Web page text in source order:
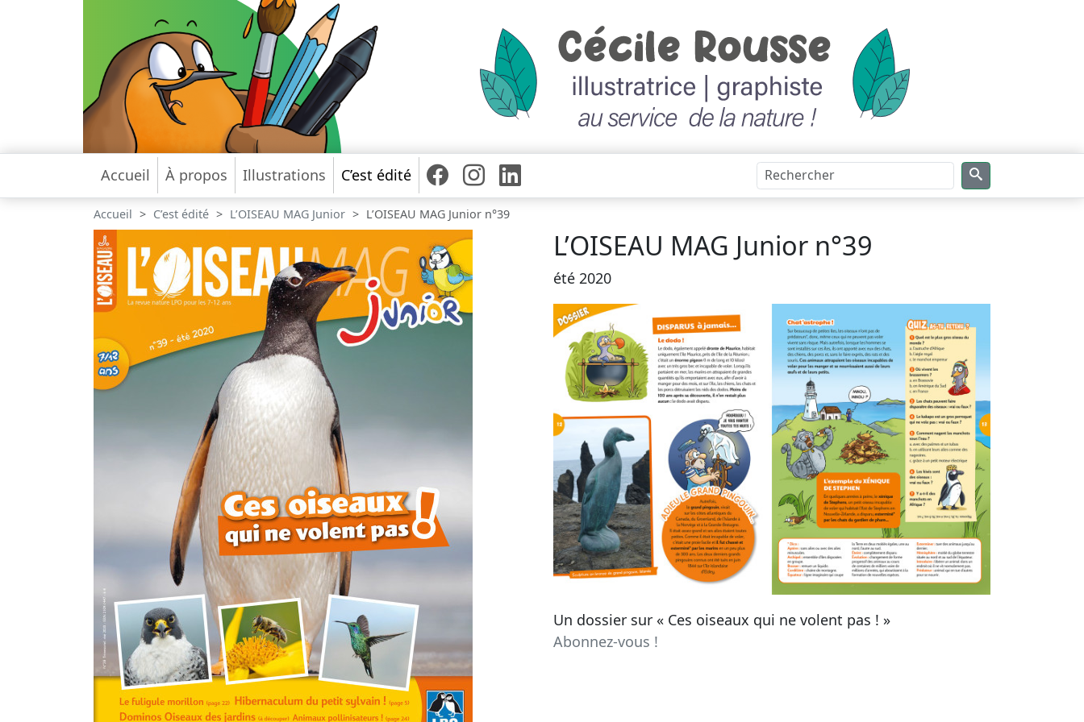
Accueil À propos Illustrations C’est édité
Accueil C’est édité L’OISEAU MAG Junior L’OISEAU MAG Junior n°39
L’OISEAU MAG Junior n°39
été 2020
Un dossier sur « Ces oiseaux qui ne volent pas ! »
Abonnez-vous !